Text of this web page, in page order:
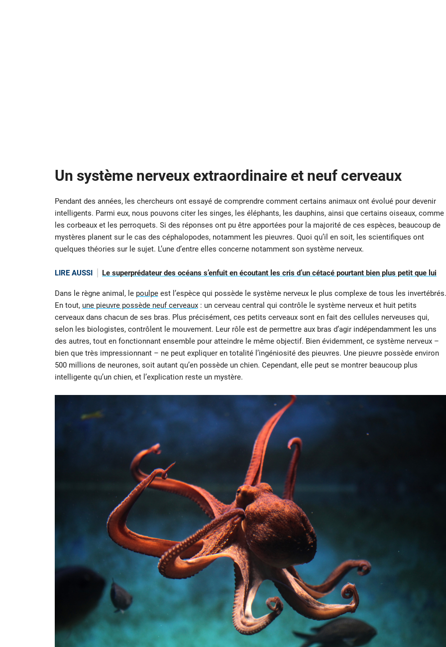
Un système nerveux extraordinaire et neuf cerveaux
Pendant des années, les chercheurs ont essayé de comprendre comment certains animaux ont évolué pour devenir
intelligents. Parmi eux, nous pouvons citer les singes, les éléphants, les dauphins, ainsi que certains oiseaux, comme
les corbeaux et les perroquets. Si des réponses ont pu être apportées pour la majorité de ces espèces, beaucoup de
mystères planent sur le cas des céphalopodes, notamment les pieuvres. Quoi qu’il en soit, les scientifiques ont
quelques théories sur le sujet. L’une d’entre elles concerne notamment son système nerveux.
LIRE AUSSI Le superprédateur des océans s’enfuit en écoutant les cris d’un cétacé pourtant bien plus petit que lui
Dans le règne animal, le poulpeest l’espèce qui possède le système nerveux le plus complexe de tous les invertébrés.
En tout, une pieuvre possède neuf cerveaux: un cerveau central qui contrôle le système nerveux et huit petits
cerveaux dans chacun de ses bras. Plus précisément, ces petits cerveaux sont en fait des cellules nerveuses qui,
selon les biologistes, contrôlent le mouvement. Leur rôle est de permettre aux bras d’agir indépendamment les uns
des autres, tout en fonctionnant ensemble pour atteindre le même objectif. Bien évidemment, ce système nerveux –
bien que très impressionnant – ne peut expliquer en totalité l’ingéniosité des pieuvres. Une pieuvre possède environ
500 millions de neurones, soit autant qu’en possède un chien. Cependant, elle peut se montrer beaucoup plus
intelligente qu’un chien, et l’explication reste un mystère.